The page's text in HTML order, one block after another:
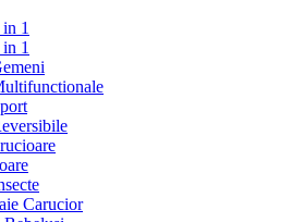
1
1
Carucior